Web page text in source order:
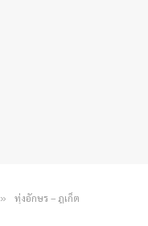
» ทุ่งอักษร – ภูเก็ต